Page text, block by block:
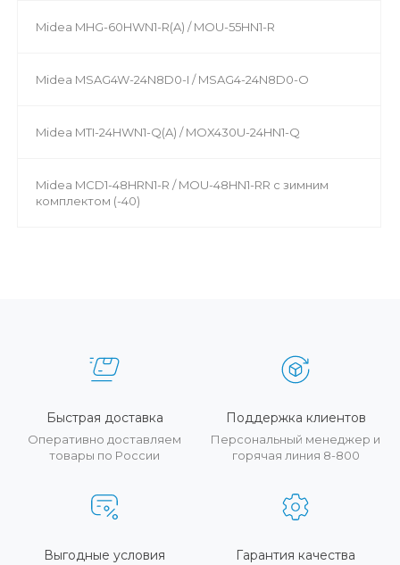
Midea MHG-60HWN1-R(A) / MOU-55HN1-R
Midea MSAG4W-24N8D0-I / MSAG4-24N8D0-O
Midea MTI-24HWN1-Q(A) / MOX430U-24HN1-Q
Midea MCD1-48HRN1-R / MOU-48HN1-RR с зимним
комплектом (-40)
Быстрая доставка
Оперативно доставляем
товары по России
Поддержка клиентов
Персональный менеджер и
горячая линия 8-800
Выгодные условия Гарантия качества